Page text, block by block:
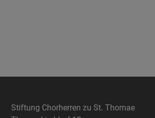
Stiftung Chorherren zu St. Thomae